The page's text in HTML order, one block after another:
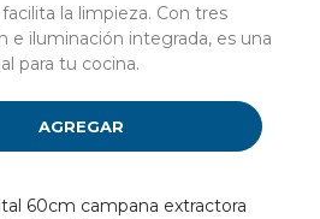
la limpieza. Con tres
e iluminación integrada, es una
para tu cocina.
AGREGAR
60cm campana extractora